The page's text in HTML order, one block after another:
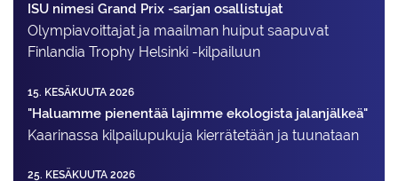
ISU nimesi Grand Prix -sarjan osallistujat
Olympiavoittajat ja maailman huiput saapuvat
Finlandia Trophy Helsinki -kilpailuun
15. KESÄKUUTA 2026
"Haluamme pienentää lajimme ekologista jalanjälkeä"
Kaarinassa kilpailupukuja kierrätetään ja tuunataan
25. KESÄKUUTA 2026